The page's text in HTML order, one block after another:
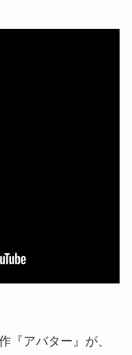
『アバター』が、